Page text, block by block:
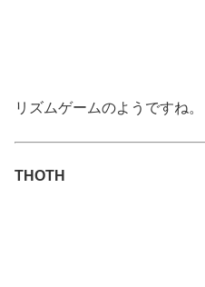
リズムゲームのようですね。
THOTH